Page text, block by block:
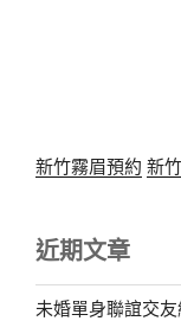
新竹霧眉預約 新
近期文章
未婚單身聯誼交